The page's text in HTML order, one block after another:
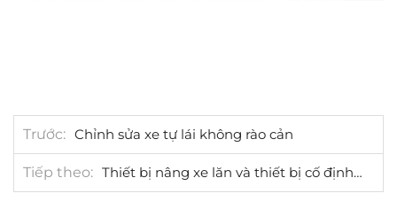
Trước Chỉnh sửa xe tự lái không rào cản
Tiếp theo Thiết bị nâng xe lăn và thiết bị cố định xe lăn (Kỳ Á vận hội Người khuyết tật châu Á lần thứ 3)